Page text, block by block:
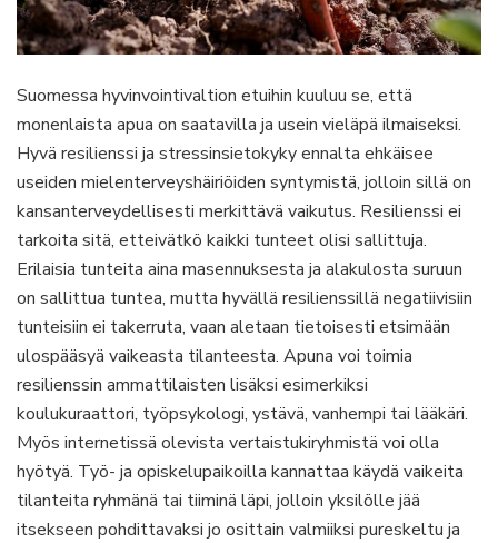
Suomessa hyvinvointivaltion etuihin kuuluu se, että
monenlaista apua on saatavilla ja usein vieläpä ilmaiseksi.
Hyvä resilienssi ja stressinsietokyky ennalta ehkäisee
useiden mielenterveyshäiriöiden syntymistä, jolloin sillä on
kansanterveydellisesti merkittävä vaikutus. Resilienssi ei
tarkoita sitä, etteivätkö kaikki tunteet olisi sallittuja.
Erilaisia tunteita aina masennuksesta ja alakulosta suruun
on sallittua tuntea, mutta hyvällä resilienssillä negatiivisiin
tunteisiin ei takerruta, vaan aletaan tietoisesti etsimään
ulospääsyä vaikeasta tilanteesta. Apuna voi toimia
resilienssin ammattilaisten lisäksi esimerkiksi
koulukuraattori, työpsykologi, ystävä, vanhempi tai lääkäri.
Myös internetissä olevista vertaistukiryhmistä voi olla
hyötyä. Työ- ja opiskelupaikoilla kannattaa käydä vaikeita
tilanteita ryhmänä tai tiiminä läpi, jolloin yksilölle jää
itsekseen pohdittavaksi jo osittain valmiiksi pureskeltu ja